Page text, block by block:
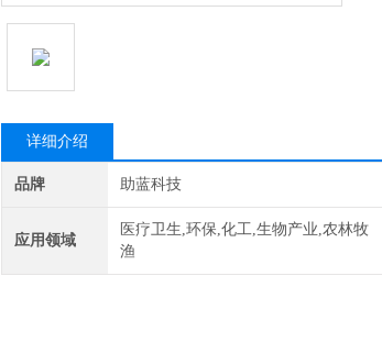
详细介绍
品牌 助蓝科技
应用领域
医疗卫生,环保,化工,生物产业,农林牧
渔